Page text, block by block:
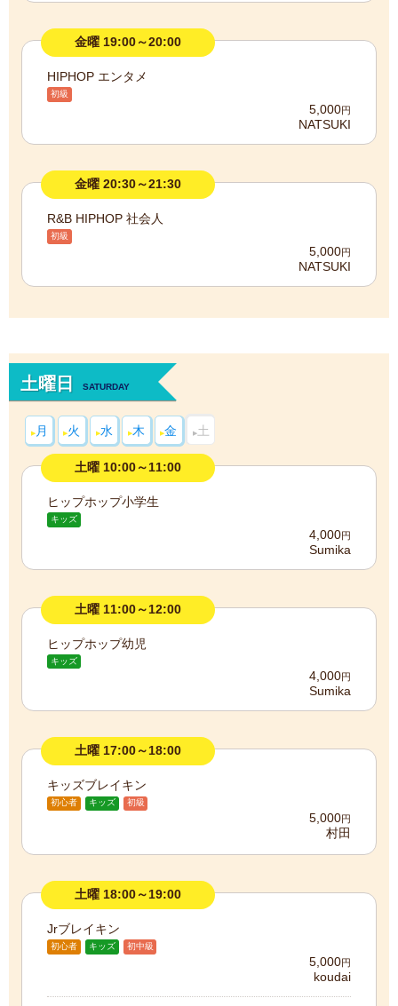
金曜 19:00～20:00
HIPHOP エンタメ
初級
5,000円
NATSUKI
金曜 20:30～21:30
R&B HIPHOP 社会人
初級
5,000円
NATSUKI
土曜日 SATURDAY
月 火 水 木 金 土
土曜 10:00～11:00
ヒップホップ小学生
キッズ
4,000円
Sumika
土曜 11:00～12:00
ヒップホップ幼児
キッズ
4,000円
Sumika
土曜 17:00～18:00
キッズブレイキン
初心者 キッズ 初級
5,000円
村田
土曜 18:00～19:00
Jrブレイキン
初心者 キッズ 初中級
5,000円
koudai